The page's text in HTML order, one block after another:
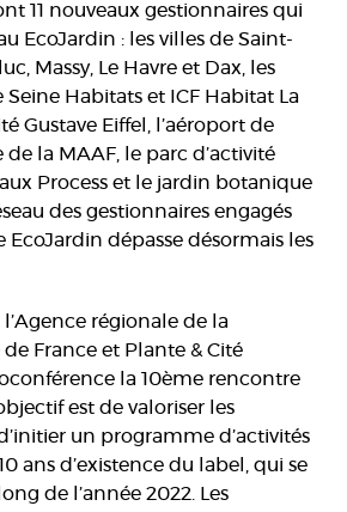
11 nouveaux gestionnaires qui
EcoJardin : les villes de Saint-
Massy, Le Havre et Dax, les
Seine Habitats et ICF Habitat La
Gustave Eiffel, l’aéroport de
de la MAAF, le parc d’activité
Process et le jardin botanique
des gestionnaires engagés
dépasse désormais les
l’Agence régionale de la
France et Plante & Cité
la 10ème rencontre
est de valoriser les
un programme d’activités
ans d’existence du label, qui se
de l’année 2022. Les